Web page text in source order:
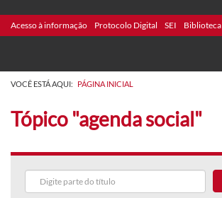
Acesso à informação Protocolo Digital SEI Biblioteca
VOCÊ ESTÁ AQUI: PÁGINA INICIAL
Tópico "agenda social"